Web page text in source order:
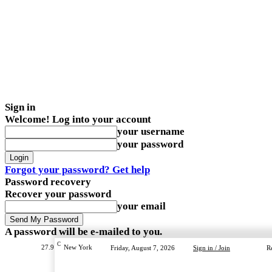
Sign in
Welcome! Log into your account
your username
your password
Forgot your password? Get help
Password recovery
Recover your password
your email
A password will be e-mailed to you.
27.9 C New York Friday, August 7, 2026 Sign in / Join